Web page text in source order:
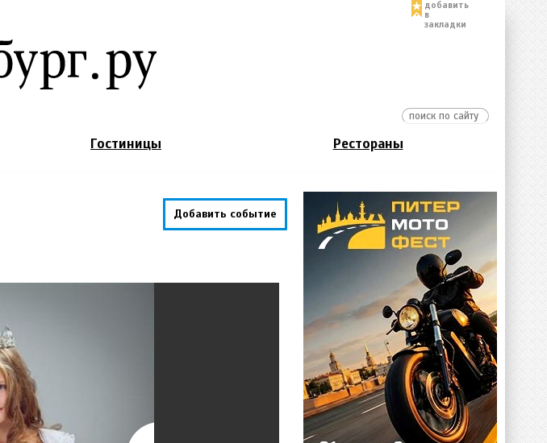
добавить
в
закладки
Гостиницы Рестораны
Добавить событие